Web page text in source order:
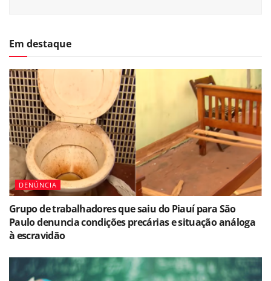
Em destaque
DENÚNCIA
Grupo de trabalhadores que saiu do Piauí para São
Paulo denuncia condições precárias e situação análoga
à escravidão